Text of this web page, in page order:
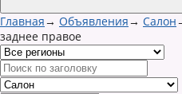
Главная→ Объявления→ Салон
заднее правое